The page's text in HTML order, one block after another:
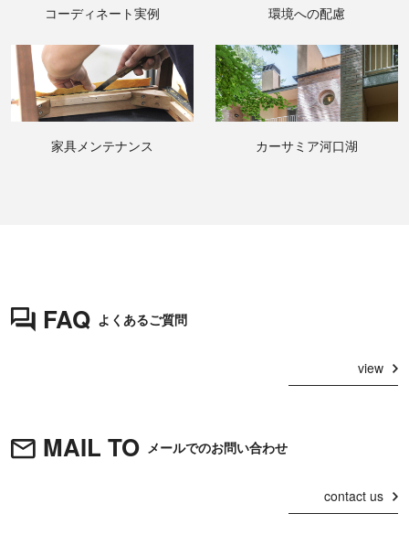
コーディネート実例 環境への配慮
家具メンテナンス カーサミア河口湖
FAQ よくあるご質問
view
MAIL TO メールでのお問い合わせ
contact us